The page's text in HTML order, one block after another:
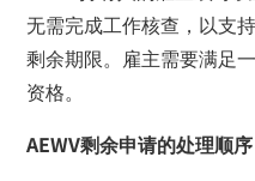
无需完成工作核查，以支
剩余期限。雇主需要满足
资格。
AEWV剩余申请的处理顺序